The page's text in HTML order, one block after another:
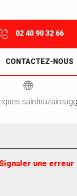
02 40 90 32 66
CONTACTEZ-NOUS
une erreur